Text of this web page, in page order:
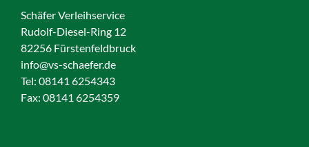
Schäfer Verleihservice
Rudolf-Diesel-Ring 12
82256 Fürstenfeldbruck
info@vs-schaefer.de
Tel: 08141 6254343
Fax: 08141 6254359